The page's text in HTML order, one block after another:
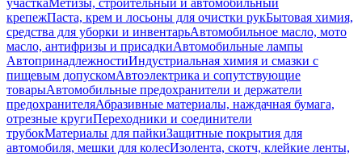
участкаМетизы, строительный и автомобильный
крепежПаста, крем и лосьоны для очистки рукБытовая химия,
средства для уборки и инвентарьАвтомобильное масло, мото
масло, антифризы и присадкиАвтомобильные лампы
АвтопринадлежностиИндустриальная химия и смазки с
пищевым допускомАвтоэлектрика и сопутствующие
товарыАвтомобильные предохранители и держатели
предохранителяАбразивные материалы, наждачная бумага,
отрезные кругиПереходники и соединители
трубокМатериалы для пайкиЗащитные покрытия для
автомобиля, мешки для колесИзолента, скотч, клейкие ленты,